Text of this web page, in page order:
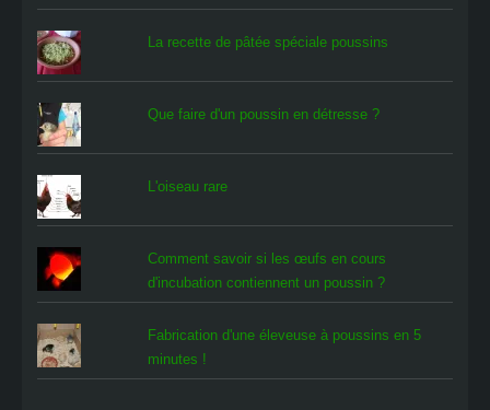
La recette de pâtée spéciale poussins
Que faire d'un poussin en détresse ?
L'oiseau rare
Comment savoir si les œufs en cours
d'incubation contiennent un poussin ?
Fabrication d'une éleveuse à poussins en 5
minutes !